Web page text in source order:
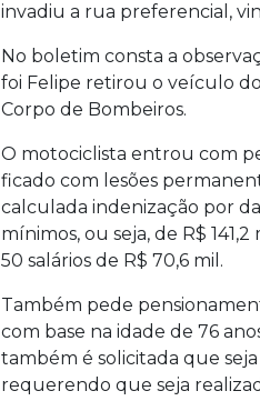
invadiu a rua preferencial,
No boletim consta a
foi Felipe retirou o veículo
Corpo de Bombeiros.
O motociclista entrou com
ficado com lesões
calculada indenização por
mínimos, ou seja, de R$
50 salários de R$ 70,6 mil.
Também pede
com base na idade de 76
também é solicitada que
requerendo que seja